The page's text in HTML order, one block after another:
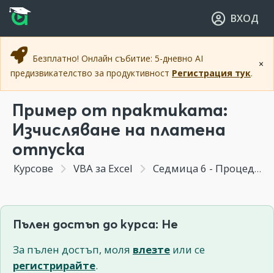
Прескочи към основното съдържание
Прескочи към навигацията
ВХОД
×
Безплатно! Онлайн събитие: 5-дневно AI
предизвикателство за продуктивност Регистрация тук.
Пример от практиката:
Изчисляване на платена
отпуска
Курсове VBA за Excel Седмица 6 - Процедури и видове функции: екселски функции; функции на VBA; функции, дефинирани от потребителя (UDF)
Пълен достъп до курса: Не
За пълен достъп, моля влезте или се
регистрирайте.